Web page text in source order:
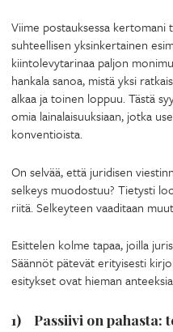
Viime postauksessa
suhteellisen yksinkertainen
kiintolevytarinaa paljon
hankala sanoa, mistä yksi
alkaa ja toinen loppuu. Tästä
omia lainalaisuuksiaan, jotka
konventioista.
On selvää, että juridisen
selkeys muodostuu? Tietysti
riitä. Selkeyteen vaaditaan
Esittelen kolme tapaa, joilla
Säännöt pätevät erityisesti
esitykset ovat hieman
1) Passiivi on pahasta: